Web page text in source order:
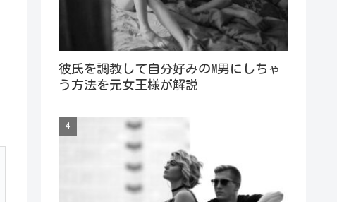
彼氏を調教して自分好みのM男にしちゃ
う方法を元女王様が解説